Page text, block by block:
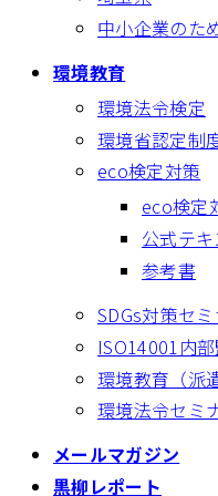
中小企業のた
環境教育
環境法令検定
環境省認定制
eco検定対策
eco検定
公式テキ
参考書
SDGs対策セ
ISO14001内
環境教育（派
環境法令セミ
メールマガジン
黒柳レポート